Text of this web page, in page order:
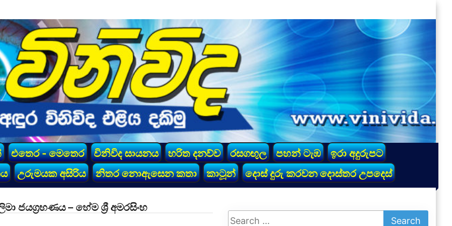
එතෙර - මෙතෙර විනිවිද සායනය හරිත දනව්ව රසගඟුල පහන් ටැඹ
ඉරා අදුරුපට
උරුමයක අසිරිය නිතර නොඇසෙන කතා කාටූන් දොස් දුරු කරවන දොස්තර උපදෙස්
ජයග්‍රහණය – හේම ශ්‍රී අමරසිංහ